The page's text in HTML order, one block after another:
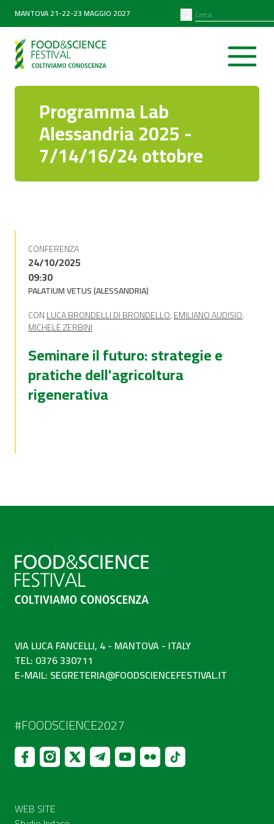
MANTOVA 21-22-23 MAGGIO 2027
Programma Lab
Alessandria 2025 -
7/14/16/24 ottobre
CONFERENZA
24/10/2025
09:30
PALATIUM VETUS (ALESSANDRIA)
CONLUCA BRONDELLI DI BRONDELLO,EMILIANO AUDISIO,
MICHELE ZERBINI
Seminare il futuro: strategie e
pratiche dell'agricoltura
rigenerativa
VIA LUCA FANCELLI, 4 - MANTOVA - ITALY
TEL: 0376 330711
E-MAIL: SEGRETERIA@FOODSCIENCEFESTIVAL.IT
#FOODSCIENCE2027
WEB SITE
PARTNER
Diventa partner
SEARCH